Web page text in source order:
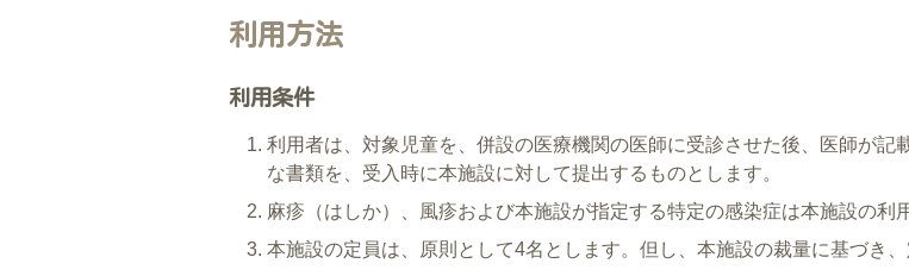
利用方法
利用条件
利用者は、対象児童を、併設の医療機関の医師に受診させた後、医師が
な書類を、受入時に本施設に対して提出するものとします。
麻疹（はしか）、風疹および本施設が指定する特定の感染症は本施設の利
本施設の定員は、原則として4名とします。但し、本施設の裁量に基づき